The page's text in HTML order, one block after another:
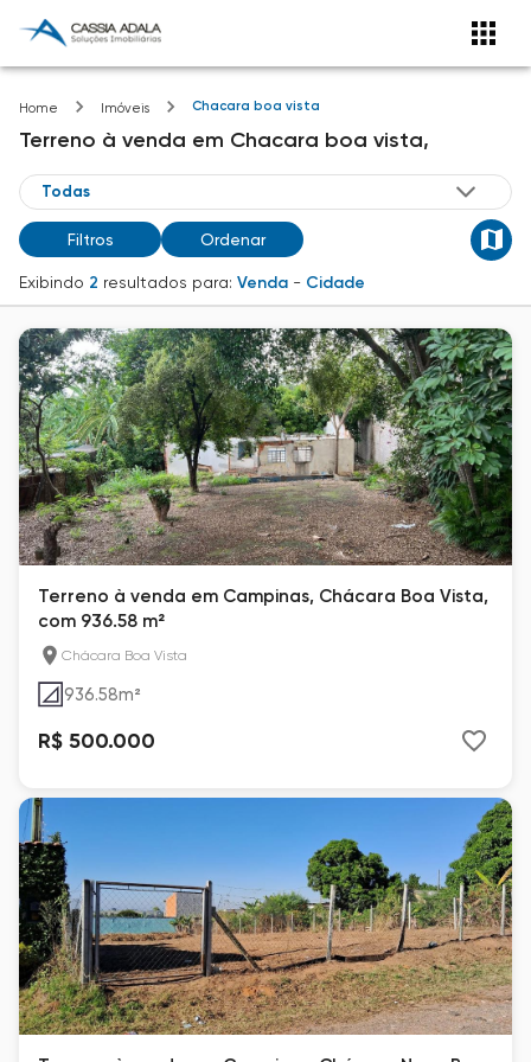
Home Imóveis Chacara boa vista
Terreno à venda em Chacara boa vista,
Filtros Ordenar
Exibindo 2 resultados para: Venda - Cidade
Terreno à venda em Campinas, Chácara Boa Vista,
com 936.58 m²
Chácara Boa Vista
936.58m²
R$ 500.000